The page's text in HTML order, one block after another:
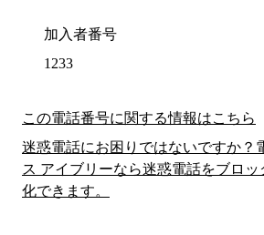
加入者番号
1233
この電話番号に関する情報はこちら
迷惑電話にお困りではないですか？
ス アイブリーなら迷惑電話をブロ
化できます。